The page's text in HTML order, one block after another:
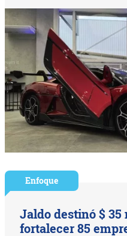
Enfoque
Jaldo destinó $
fortalecer 85